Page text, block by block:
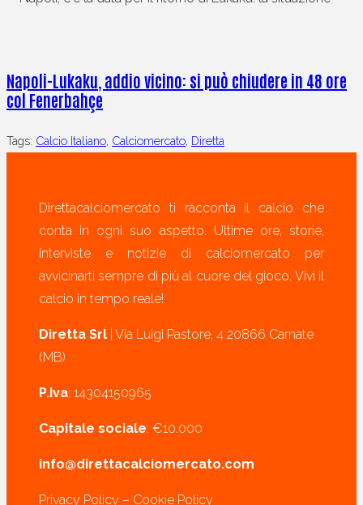
Napoli-Lukaku, addio vicino: si può chiudere in 48 ore
col Fenerbahçe
Tags: Calcio Italiano, Calciomercato, Diretta
Direttacalciomercato ti racconta il calcio che
conta in ogni suo aspetto. Ultime ore, storie,
interviste e notizie di calciomercato per
avvicinarti sempre di più al cuore del gioco. Vivi il
calcio in tempo reale!
Diretta Srl | Via Luigi Pastore, 4 20866 Carnate
(MB)
P.Iva: 14304150965
Capitale sociale: €10.000
info@direttacalciomercato.com
Privacy Policy – Cookie Policy